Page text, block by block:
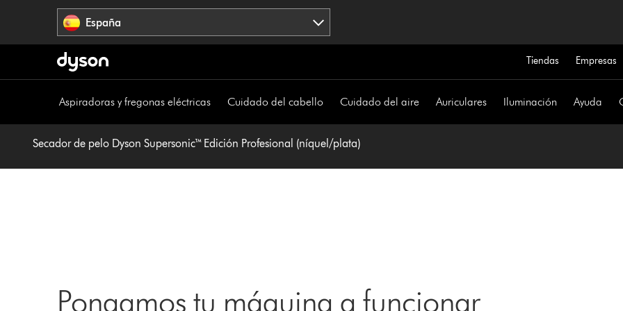
España
Tiendas Empresas
Aspiradoras y fregonas eléctricas Cuidado del cabello Cuidado del aire Auriculares Iluminación Ayuda
Secador de pelo Dyson Supersonic™ Edición Profesional (níquel/plata)
Pongamos tu máquina a funcionar